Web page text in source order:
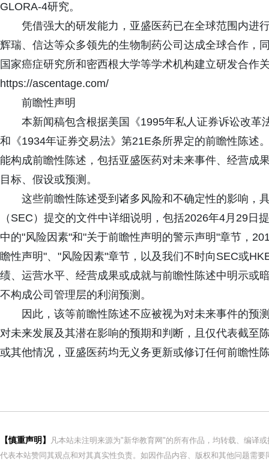
GLORA-4研究。
凭借强大的研发能力，亚盛医药已在全球范围内进
辉瑞、信达等众多领先的生物制药公司达成全球合作，
国家癌症研究所和密西根大学等学术机构建立研发合作
https://ascentage.com/
前瞻性声明
本新闻稿包含根据美国《1995年私人证券诉讼改
和《1934年证券交易法》第21E条所界定的前瞻性陈述
能构成前瞻性陈述，包括亚盛医药对未来事件、经营成
目标、假设或预测。
这些前瞻性陈述受到诸多风险和不确定性的影响，
（SEC）提交的文件中详细说明，包括2026年4月29
中的"风险因素"和"关于前瞻性声明的警示声明"章节，
瞻性声明"、"风险因素"章节，以及我们不时向SEC或
绩、运营水平、经营成果或成就与前瞻性陈述中明示或
不构成公司管理层的利润预测。
因此，该等前瞻性陈述不应被视为对未来事件的预
对未来发展及其潜在影响的预期和判断，且仅代表截至
或其他情况，亚盛医药均无义务更新或修订任何前瞻性
【慎重声明】
凡本站未注明来源为"新华教育网"的所有作品，均转载、编译
代表本站赞同其观点和对其真实性负责。如因作品内容、版权和其他问题需